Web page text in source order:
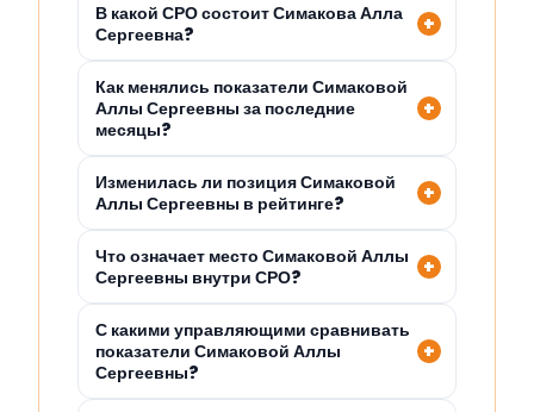
В какой СРО состоит Симакова Алла
Сергеевна?
Как менялись показатели Симаковой
Аллы Сергеевны за последние
месяцы?
Изменилась ли позиция Симаковой
Аллы Сергеевны в рейтинге?
Что означает место Симаковой Аллы
Сергеевны внутри СРО?
С какими управляющими сравнивать
показатели Симаковой Аллы
Сергеевны?